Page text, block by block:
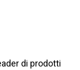
di prodotti